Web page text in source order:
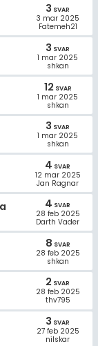
3 SVAR
3 mar 2025
Fatemeh21
3 SVAR
1 mar 2025
shkan
12 SVAR
1 mar 2025
shkan
3 SVAR
1 mar 2025
shkan
4 SVAR
12 mar 2025
Jan Ragnar
4 SVAR
28 feb 2025
Darth Vader
8 SVAR
28 feb 2025
shkan
2 SVAR
28 feb 2025
thv795
3 SVAR
27 feb 2025
nilskar